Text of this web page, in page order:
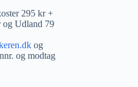
295 kr +
og Udland 79
og
og modtag